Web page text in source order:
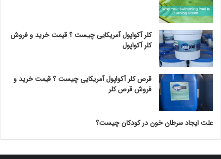
کلر آکواپول آمریکایی چیست ؟ قیمت خرید و فروش
کلر آکواپول
قرص کلر آکواپول آمریکایی چیست ؟ قیمت خرید و
فروش قرص کلر
علت ایجاد سرطان خون در کودکان چیست؟